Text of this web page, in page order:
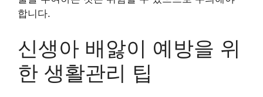
합니다.
신생아 배앓이 예방을 위
한 생활관리 팁